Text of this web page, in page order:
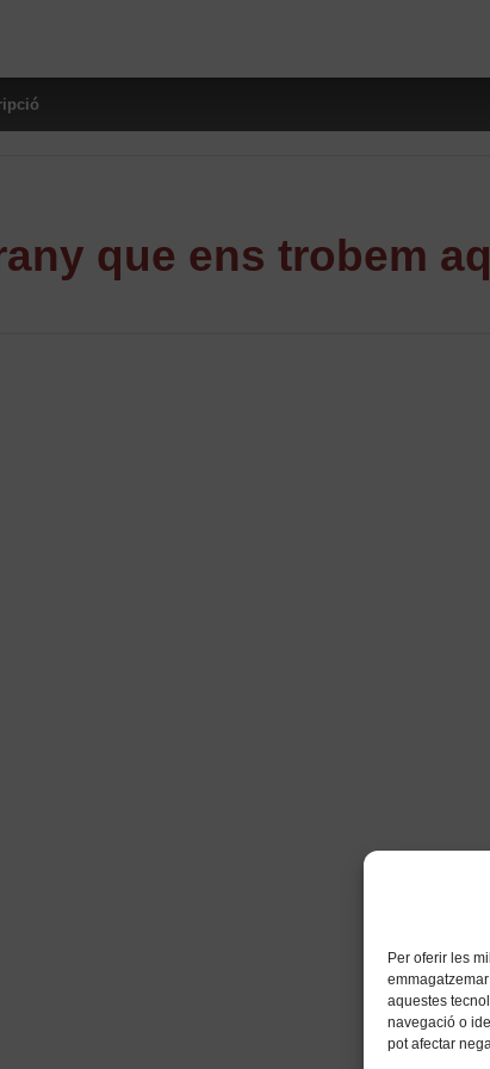
Per oferir les
aquestes
navegació o
pot afectar
que ens trobem